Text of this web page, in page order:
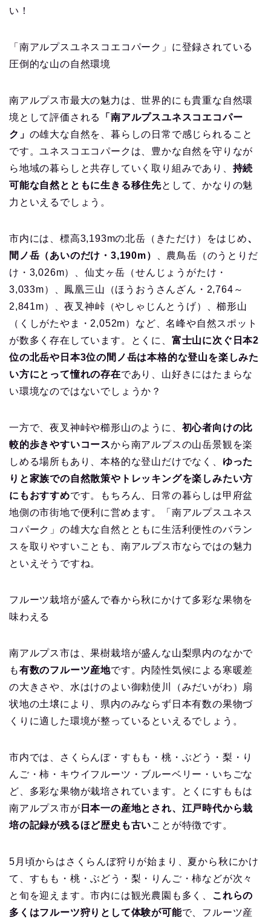
い！
「南アルプスユネスコエコパーク」に登録されている
圧倒的な山の自然環境
南アルプス市最大の魅力は、世界的にも貴重な自然環
境として評価される
「南アルプスユネスコエコパー
ク」 の雄大な自然を、暮らしの日常で感じられること
です。ユネスコエコパークは、豊かな自然を守りなが
ら地域の暮らしと共存していく取り組みであり、 持続
可能な自然とともに生きる移住先として、かなりの魅
力といえるでしょう。
市内には、標高3,193mの北岳（きただけ）をはじめ、
間ノ岳（あいのだけ・3,190m）
、農鳥岳（のうとりだ
け・3,026m）、仙丈ヶ岳（せんじょうがたけ・
3,033m）、鳳凰三山（ほうおうさんざん・2,764～
2,841m）、夜叉神峠（やしゃじんとうげ）、櫛形山
（くしがたやま・2,052m）など、名峰や自然スポット
が数多く存在しています。とくに、 富士山に次ぐ日本2
位の北岳や日本3位の間ノ岳は本格的な登山を楽しみた
い方にとって憧れの存在であり、山好きにはたまらな
い環境なのではないでしょうか？
一方で、夜叉神峠や櫛形山のように、 初心者向けの比
較的歩きやすいコースから南アルプスの山岳景観を楽
しめる場所もあり、本格的な登山だけでなく、 ゆった
りと家族での自然散策やトレッキングを楽しみたい方
にもおすすめです。もちろん、日常の暮らしは甲府盆
地側の市街地で便利に営めます。「南アルプスユネス
コパーク」の雄大な自然とともに生活利便性のバラン
スを取りやすいことも、南アルプス市ならではの魅力
といえそうですね。
フルーツ栽培が盛んで春から秋にかけて多彩な果物を
味わえる
南アルプス市は、果樹栽培が盛んな山梨県内のなかで
も有数のフルーツ産地です。内陸性気候による寒暖差
の大きさや、水はけのよい御勅使川（みだいがわ）扇
状地の土壌により、県内のみならず日本有数の果物づ
くりに適した環境が整っているといえるでしょう。
市内では、さくらんぼ・すもも・桃・ぶどう・梨・り
んご・柿・キウイフルーツ・ブルーベリー・いちごな
ど、多彩な果物が栽培されています。とくにすももは
南アルプス市が 日本一の産地とされ、江戸時代から栽
培の記録が残るほど歴史も古いことが特徴です。
5月頃からはさくらんぼ狩りが始まり、夏から秋にかけ
て、すもも・桃・ぶどう・梨・りんご・柿などが次々
と旬を迎えます。市内には観光農園も多く、
これらの
多くはフルーツ狩りとして体験が可能で、フルーツ産